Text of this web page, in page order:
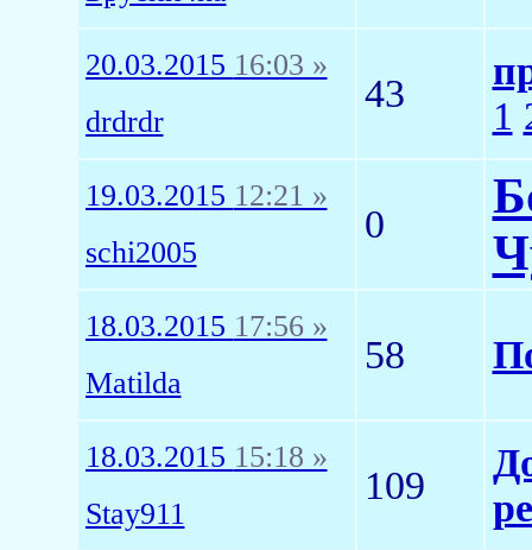
20.03.2015 16:03 »
drdrdr
43
1
19.03.2015 12:21 »
schi2005
0
18.03.2015 17:56 »
Matilda
58
18.03.2015 15:18 »
Stay911
109